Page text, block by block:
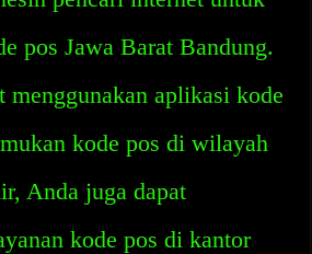
pos Jawa Barat Bandung.
menggunakan aplikasi kode
kode pos di wilayah
Anda juga dapat
kode pos di kantor